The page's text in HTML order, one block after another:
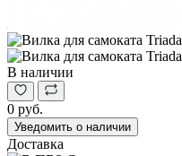
В наличии
0 руб.
Уведомить о наличии
Доставка